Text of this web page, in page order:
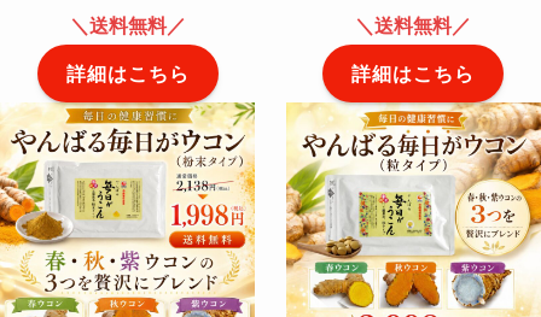
＼送料無料／
詳細はこちら
＼送料無料／
詳細はこちら